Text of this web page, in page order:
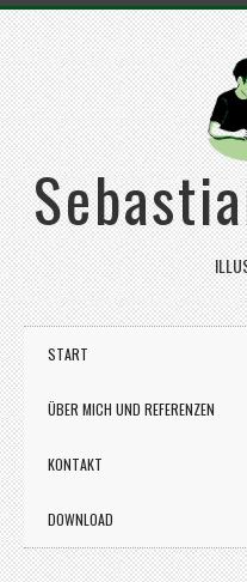
START
ÜBER MICH UND REFERENZEN
KONTAKT
DOWNLOAD